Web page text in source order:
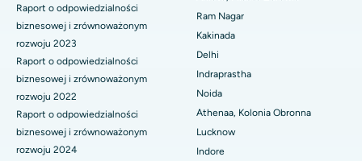
Najlepszy szpital w dzielnicy biznesowej Belapur, Navi Mumbai
Najlepszy szpital w Panchavati, Nashik
Najlepszy szpital w Secunderabad, Hajdarabad
Najlepszy szpital w Seshadripuram, Bangalore
Najlepszy szpital przy Waltair Main Road, Visakhapatnam
Chirurgia cytoredukcyjna
Ceramiczna całkowita wymiana stawu kolanowego
ERCP
Raport o odpowiedzialności
biznesowej i zrównoważonym
rozwoju 2023
Raport o odpowiedzialności
biznesowej i zrównoważonym
rozwoju 2022
Raport o odpowiedzialności
biznesowej i zrównoważonym
rozwoju 2024
Ram Nagar
Kakinada
Delhi
Indraprastha
Noida
Athenaa, Kolonia Obronna
Lucknow
Indore